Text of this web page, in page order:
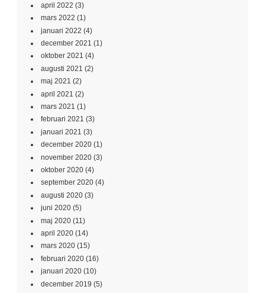
april 2022 (3)
mars 2022 (1)
januari 2022 (4)
december 2021 (1)
oktober 2021 (4)
augusti 2021 (2)
maj 2021 (2)
april 2021 (2)
mars 2021 (1)
februari 2021 (3)
januari 2021 (3)
december 2020 (1)
november 2020 (3)
oktober 2020 (4)
september 2020 (4)
augusti 2020 (3)
juni 2020 (5)
maj 2020 (11)
april 2020 (14)
mars 2020 (15)
februari 2020 (16)
januari 2020 (10)
december 2019 (5)